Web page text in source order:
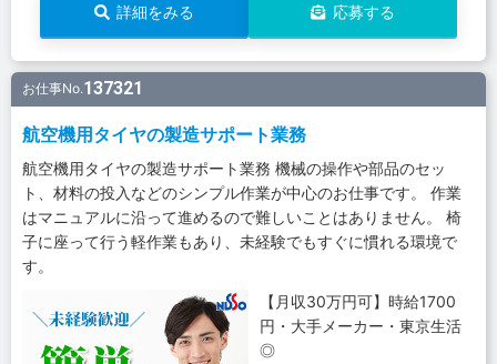
詳細をみる 応募する
お仕事No.137321
航空機用タイヤの製造サポート業務
航空機用タイヤの製造サポート業務 機械の操作や部品のセッ
ト、材料の投入などのシンプル作業が中心のお仕事です。 作業
はマニュアルに沿って進めるので難しいことはありません。 椅
子に座って行う軽作業もあり、未経験でもすぐに慣れる環境で
す。
【月収30万円可】時給1700
円・大手メーカー・東京生活
◎